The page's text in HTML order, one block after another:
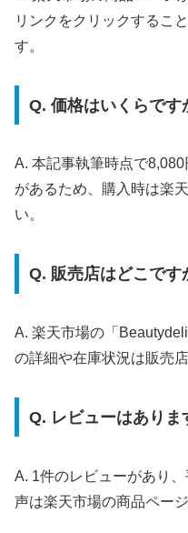
リンクをクリックするこ
す。
Q. 価格はいくらです
A. 本記事執筆時点で
があるため、購入時は楽
い。
Q. 販売店はどこです
A. 楽天市場の「
の詳細や在庫状況は販売
Q. レビューはありま
A. 1件のレビューがあり
声は楽天市場の商品ペー